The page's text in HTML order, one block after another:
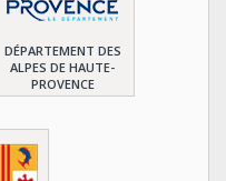
DÉPARTEMENT DES
ALPES DE HAUTE-
PROVENCE